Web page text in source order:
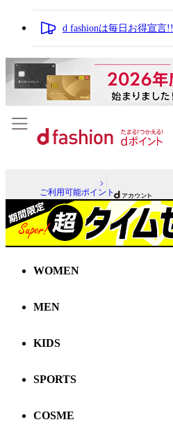
d fashionは毎日お得宣言!!
ご利用可能ポイント
WOMEN
MEN
KIDS
SPORTS
COSME